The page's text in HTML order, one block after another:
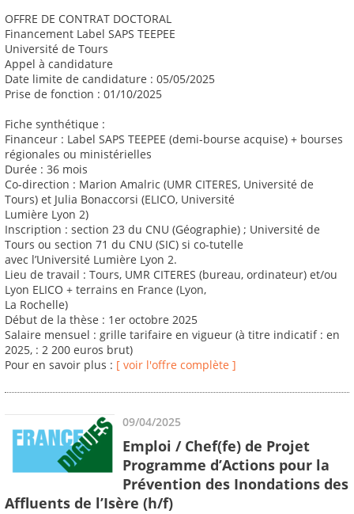
OFFRE DE CONTRAT DOCTORAL
Financement Label SAPS TEEPEE
Université de Tours
Appel à candidature
Date limite de candidature : 05/05/2025
Prise de fonction : 01/10/2025
Fiche synthétique :
Financeur : Label SAPS TEEPEE (demi-bourse acquise) + bourses
régionales ou ministérielles
Durée : 36 mois
Co-direction : Marion Amalric (UMR CITERES, Université de
Tours) et Julia Bonaccorsi (ELICO, Université
Lumière Lyon 2)
Inscription : section 23 du CNU (Géographie) ; Université de
Tours ou section 71 du CNU (SIC) si co-tutelle
avec l’Université Lumière Lyon 2.
Lieu de travail : Tours, UMR CITERES (bureau, ordinateur) et/ou
Lyon ELICO + terrains en France (Lyon,
La Rochelle)
Début de la thèse : 1er octobre 2025
Salaire mensuel : grille tarifaire en vigueur (à titre indicatif : en
2025, : 2 200 euros brut)
Pour en savoir plus : [ voir l'offre complète ]
09/04/2025
Emploi / Chef(fe) de Projet
Programme d’Actions pour la
Prévention des Inondations des
Affluents de l’Isère (h/f)